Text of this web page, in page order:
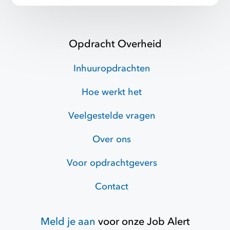
Opdracht Overheid
Inhuuropdrachten
Hoe werkt het
Veelgestelde vragen
Over ons
Voor opdrachtgevers
Contact
Meld je aan voor onzeJob Alert